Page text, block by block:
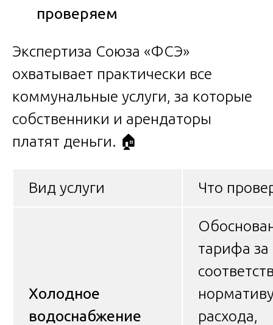
проверяем
Экспертиза Союза «ФСЭ»
охватывает практически все
коммунальные услуги, за которые
собственники и арендаторы
платят деньги. 🏠
Вид услуги Что
Холодное
водоснабжение
тарифа за
расхода,